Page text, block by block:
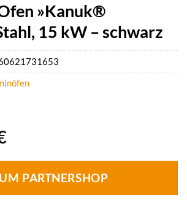
»Kanuk®
15 kW – schwarz
PARTNERSHOP